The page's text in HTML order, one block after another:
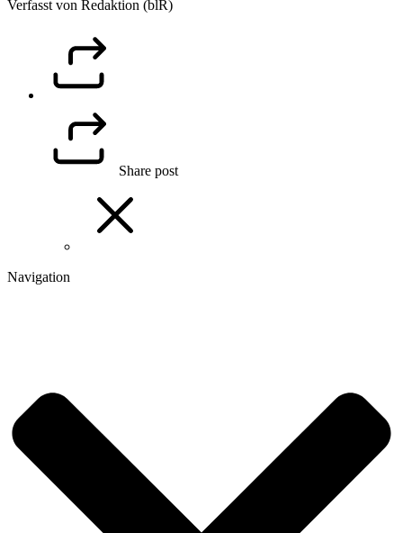
Verfasst von Redaktion (blR)
Share post
Navigation